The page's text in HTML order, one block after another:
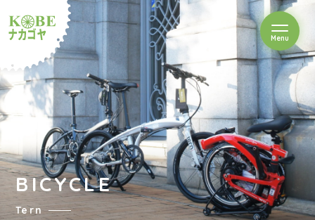
ルショップナカゴヤ
Menuを開閉
BICYCLE
Tern